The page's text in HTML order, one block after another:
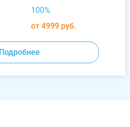
100%
от 4999 руб.
Подробнее